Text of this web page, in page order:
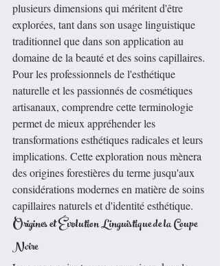
plusieurs dimensions qui méritent d'être
explorées, tant dans son usage linguistique
traditionnel que dans son application au
domaine de la beauté et des soins capillaires.
Pour les professionnels de l'esthétique
naturelle et les passionnés de cosmétiques
artisanaux, comprendre cette terminologie
permet de mieux appréhender les
transformations esthétiques radicales et leurs
implications. Cette exploration nous mènera
des origines forestières du terme jusqu'aux
considérations modernes en matière de soins
capillaires naturels et d'identité esthétique.
Origines et Évolution Linguistique de la Coupe
Noire